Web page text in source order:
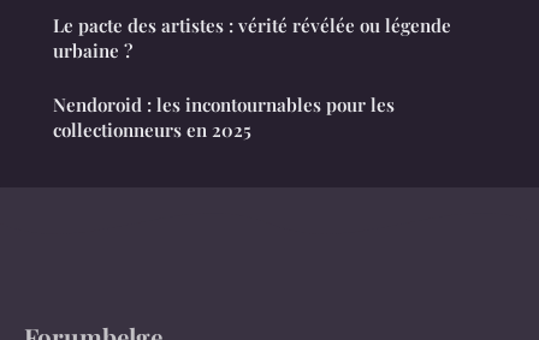
Le pacte des artistes : vérité révélée ou légende
urbaine ?
Nendoroid : les incontournables pour les
collectionneurs en 2025